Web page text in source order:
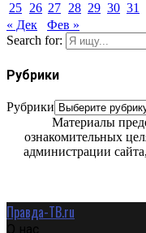
25 26 27 28 29 30 31
« Дек
Фев »
Search for:
Рубрики
Рубрики
Материалы
ознакомительных
администрации
Правда-ТВ.ru
О нас